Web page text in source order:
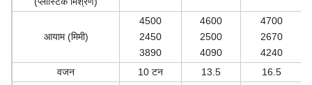
आयाम (मिमी)
4500
2450
3890
4600
2500
4090
4700
2670
4240
वजन
10 टन 13.5 16.5